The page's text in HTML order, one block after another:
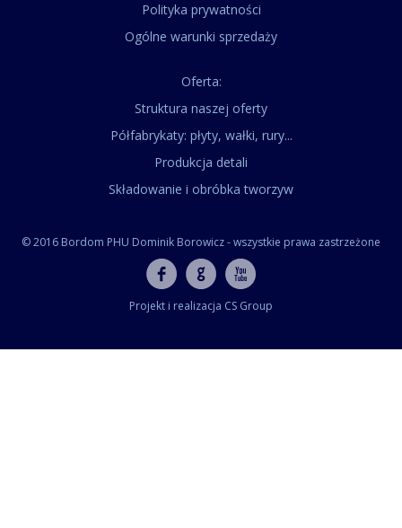
Polityka prywatności
Ogólne warunki sprzedaży
Oferta:
Struktura naszej oferty
Półfabrykaty: płyty, wałki, rury...
Produkcja detali
Składowanie i obróbka tworzyw
© 2016 Bordom PHU Dominik Borowicz - wszystkie prawa zastrzeżone
Projekt i realizacja CS Group